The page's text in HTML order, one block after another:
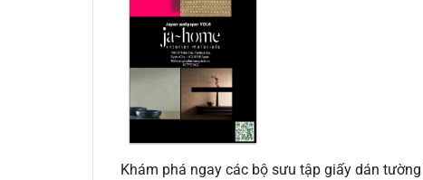
Khám phá ngay các bộ sưu tập giấy dán